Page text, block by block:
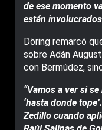
de ese momento
están
Döring remarcó
sobre Adán
con Bermúdez,
“Vamos a ver si
‘hasta donde
Zedillo cuando